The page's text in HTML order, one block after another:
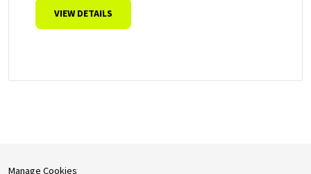
VIEW DETAILS
Manage Cookies